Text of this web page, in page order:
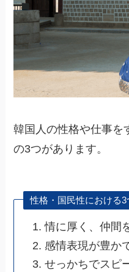
韓国人の性格や仕事を
の3つがあります。
性格・国民性における3
情に厚く、仲間
感情表現が豊か
せっかちでスピ